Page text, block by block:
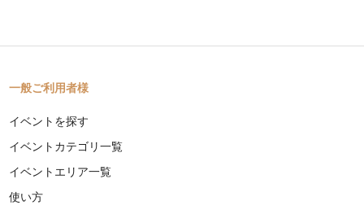
一般ご利用者様
イベントを探す
イベントカテゴリ一覧
イベントエリア一覧
使い方